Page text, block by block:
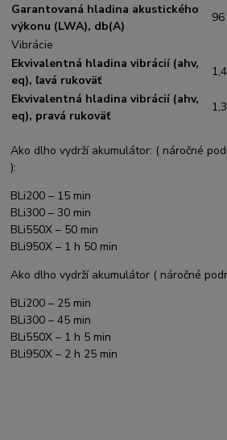
Garantovaná hladina akustického
výkonu (LWA), db(A)
Vibrácie
Ekvivalentná hladina vibrácií (ahv,
eq), ľavá rukoväť
Ekvivalentná hladina vibrácií (ahv,
eq), pravá rukoväť
Ako dlho vydrží akumulátor: ( náročné
):
BLi200 – 15 min
BLi300 – 30 min
BLi550X – 50 min
BLi950X – 1 h 50 min
Ako dlho vydrží akumulátor ( náročné
BLi200 – 25 min
BLi300 – 45 min
BLi550X – 1 h 5 min
BLi950X – 2 h 25 min